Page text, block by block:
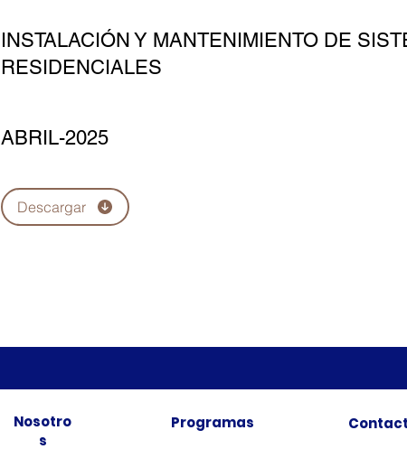
INSTALACIÓN Y MANTENIMIENTO DE
RESIDENCIALES
ABRIL-2025
Descargar
Nosotro
s
Programas